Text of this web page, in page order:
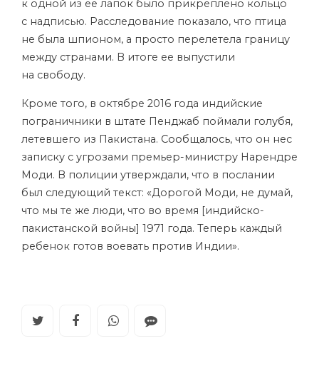
к одной из ее лапок было прикреплено кольцо
с надписью. Расследование показало, что птица
не была шпионом, а просто перелетела границу
между странами. В итоге ее выпустили
на свободу.
Кроме того, в октябре 2016 года индийские
пограничники в штате Пенджаб поймали голубя,
летевшего из Пакистана. Сообщалось, что он нес
записку с угрозами премьер-министру Нарендре
Моди. В полиции утверждали, что в послании
был следующий текст: «Дорогой Моди, не думай,
что мы те же люди, что во время [индийско-
пакистанской войны] 1971 года. Теперь каждый
ребенок готов воевать против Индии».